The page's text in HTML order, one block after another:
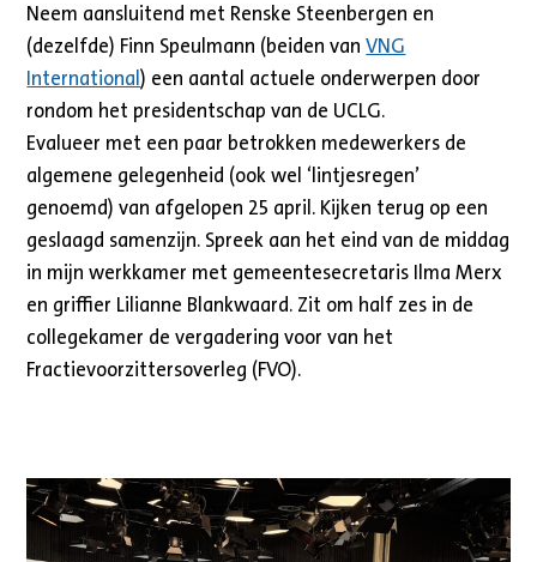
Neem aansluitend met Renske Steenbergen en
(dezelfde) Finn Speulmann (beiden vanVNG
International) een aantal actuele onderwerpen door
rondom het presidentschap van de UCLG.
Evalueer met een paar betrokken medewerkers de
algemene gelegenheid (ook wel ‘lintjesregen’
genoemd) van afgelopen 25 april. Kijken terug op een
geslaagd samenzijn. Spreek aan het eind van de middag
in mijn werkkamer met gemeentesecretaris Ilma Merx
en griffier Lilianne Blankwaard. Zit om half zes in de
collegekamer de vergadering voor van het
Fractievoorzittersoverleg (FVO).